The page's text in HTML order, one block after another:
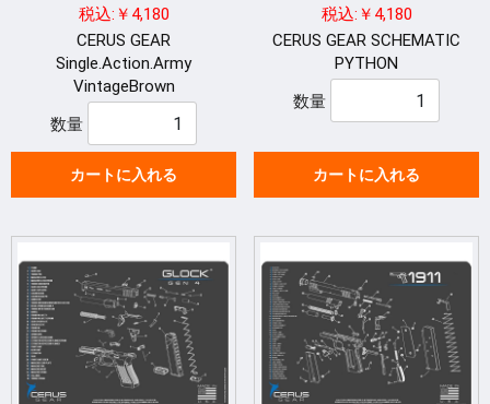
税込:￥4,180
CERUS GEAR
Single.Action.Army
VintageBrown
数量
カートに入れる
税込:￥4,180
CERUS GEAR SCHEMATIC
PYTHON
数量
カートに入れる